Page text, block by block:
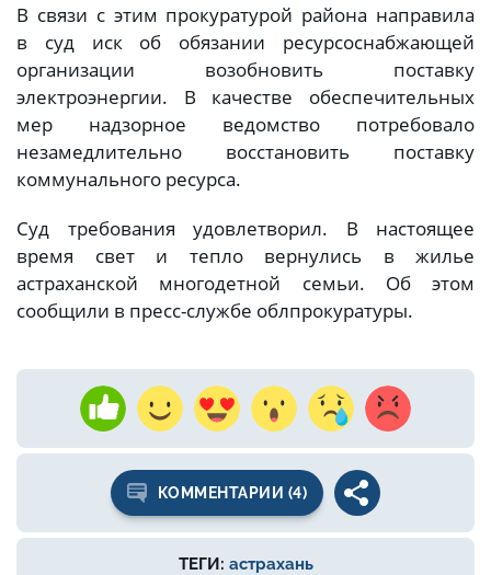
В связи с этим прокуратурой района направила
в суд иск об обязании ресурсоснабжающей
организации возобновить поставку
электроэнергии. В качестве обеспечительных
мер надзорное ведомство потребовало
незамедлительно восстановить поставку
коммунального ресурса.
Суд требования удовлетворил. В настоящее
время свет и тепло вернулись в жилье
астраханской многодетной семьи. Об этом
сообщили в пресс-службе облпрокуратуры.
КОММЕНТАРИИ (4)
ТЕГИ: астрахань